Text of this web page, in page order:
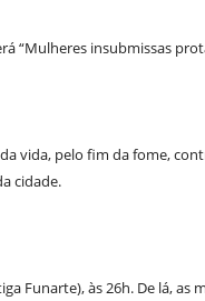
“Mulheres insubmissas
vida, pelo fim da fome,
cidade.
Funarte), às 26h. De lá, as